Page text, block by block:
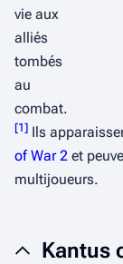
vie aux
alliés
tombés
au
combat.
[1] Ils
of War 2 et
multijoueurs.
Kantus